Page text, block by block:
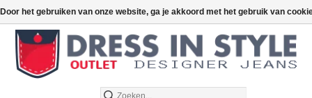
€0,00
€ Toevoegen aan winkelwagen
Door het gebruiken van onze website, ga je akkoord met het gebruik van